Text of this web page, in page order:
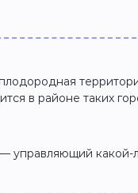
в районе таких
— управляющий какой-